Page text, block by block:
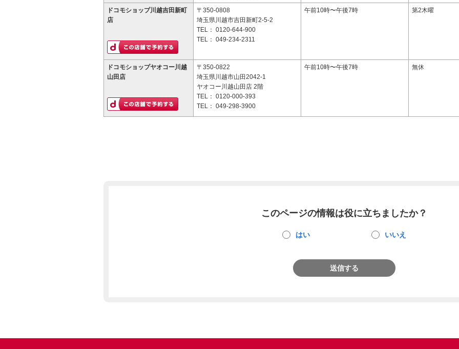
ドコモショップ川越吉田新町
店
〒350-0808
埼玉県川越市吉田新町2-5-2
TEL： 0120-644-900
TEL： 049-234-2311
午前10時〜午後7時 第2木曜
ドコモショップヤオコー川越
山田店
〒350-0822
埼玉県川越市山田2042-1
ヤオコー川越山田店 2階
TEL： 0120-000-393
TEL： 049-298-3900
午前10時〜午後7時 無休
このページの情報は役に立ちましたか？
はい いいえ
送信する